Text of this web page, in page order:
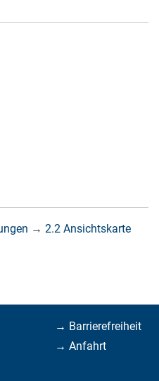
→ 2.2 Ansichtskarte
→ Barrierefreiheit
→ Anfahrt